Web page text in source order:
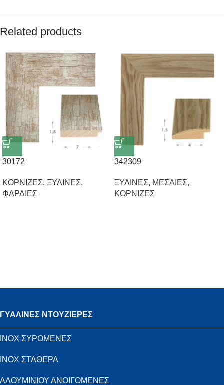
Related products
30172
ΚΟΡΝΙΖΕΣ, ΞΥΛΙΝΕΣ,
ΦΑΡΔΙΕΣ
342309
ΞΥΛΙΝΕΣ, ΜΕΣΑΙΕΣ,
ΚΟΡΝΙΖΕΣ
ΓΥΑΛΙΝΕΣ ΝΤΟΥΖΙΕΡΕΣ
INOX ΣΥΡΟΜΕΝΕΣ
INOX ΣΤΑΘΕΡΑ
ΑΛΟΥΜΙΝΙΟΥ ΑΝΟΙΓΟΜΕΝΕΣ